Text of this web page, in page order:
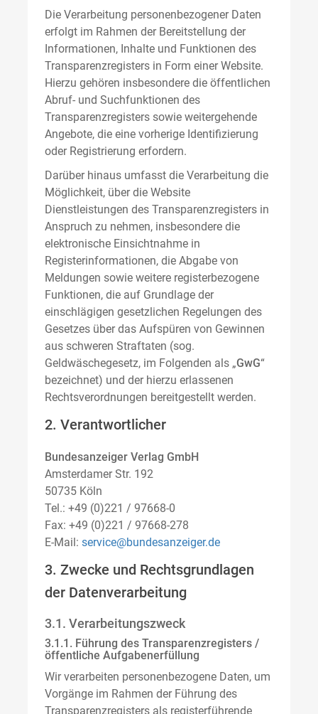
Die Verarbeitung personenbezogener Daten
erfolgt im Rahmen der Bereitstellung der
Informationen, Inhalte und Funktionen des
Transparenzregisters in Form einer Website.
Hierzu gehören insbesondere die öffentlichen
Abruf- und Suchfunktionen des
Transparenzregisters sowie weitergehende
Angebote, die eine vorherige Identifizierung
oder Registrierung erfordern.
Darüber hinaus umfasst die Verarbeitung die
Möglichkeit, über die Website
Dienstleistungen des Transparenzregisters in
Anspruch zu nehmen, insbesondere die
elektronische Einsichtnahme in
Registerinformationen, die Abgabe von
Meldungen sowie weitere registerbezogene
Funktionen, die auf Grundlage der
einschlägigen gesetzlichen Regelungen des
Gesetzes über das Aufspüren von Gewinnen
aus schweren Straftaten (sog.
Geldwäschegesetz, im Folgenden als „GwG“
bezeichnet) und der hierzu erlassenen
Rechtsverordnungen bereitgestellt werden.
2. Verantwortlicher
Bundesanzeiger Verlag GmbH
Amsterdamer Str. 192
50735 Köln
Tel.: +49 (0)221 / 97668-0
Fax: +49 (0)221 / 97668-278
E-Mail: service@bundesanzeiger.de
3. Zwecke und Rechtsgrundlagen
der Datenverarbeitung
3.1. Verarbeitungszweck
3.1.1. Führung des Transparenzregisters /
öffentliche Aufgabenerfüllung
Wir verarbeiten personenbezogene Daten, um
Vorgänge im Rahmen der Führung des
Transparenzregisters als registerführende